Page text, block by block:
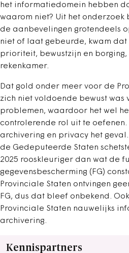
het informatiedomein hebben
waarom niet? Uit het
de aanbevelingen grotendeels
niet of laat gebeurde, kwam
prioriteit, bewustzijn en
rekenkamer.
Dat gold onder meer voor de
zich niet voldoende bewust
problemen, waardoor het wel
controlerende rol uit te oefenen.
archivering en privacy het
de Gedeputeerde Staten
2025 rooskleuriger dan wat de
gegevensbescherming (FG)
Provinciale Staten ontvingen
FG, dus dat bleef onbekend.
Provinciale Staten nauwelijks
archivering.
Kennispartners